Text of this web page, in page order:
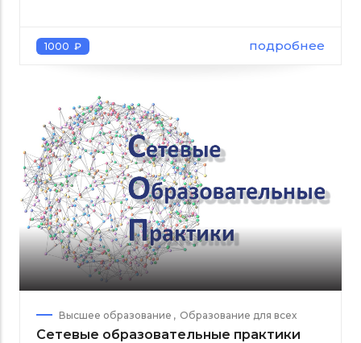
1000 ₽ подробнее
Высшее образование Образование для всех
Сетевые образовательные практики